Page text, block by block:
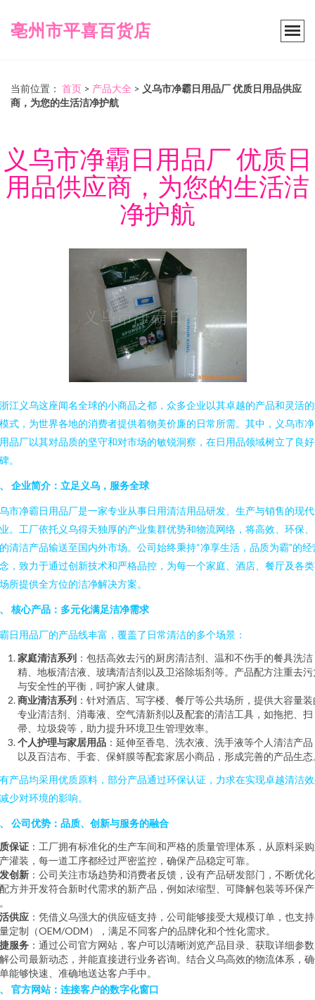
亳州市平喜百货店
当前位置： 首页 > 产品大全 > 义乌市净霸日用品厂 优质日用品供应
商，为您的生活洁净护航
义乌市净霸日用品厂 优质日
用品供应商，为您的生活洁
净护航
江义乌这座闻名全球的小商品之都，众多企业以其卓越的产品和灵活
式，为世界各地的消费者提供着物美价廉的日常所需。其中，义乌市
品厂以其对品质的坚守和对市场的敏锐洞察，在日用品领域树立了良
。
企业简介：立足义乌，服务全球
市净霸日用品厂是一家专业从事日用清洁用品研发、生产与销售的现
。工厂依托义乌得天独厚的产业集群优势和物流网络，将高效、环保
清洁产品输送至国内外市场。公司始终秉持“净享生活，品质为霸”的经
，致力于通过创新技术和严格品控，为每一个家庭、酒店、餐厅及各
所提供全方位的洁净解决方案。
核心产品：多元化满足洁净需求
日用品厂的产品线丰富，覆盖了日常清洁的多个场景：
家庭清洁系列 ：包括高效去污的厨房清洁剂、温和不伤手的餐具洗洁
精、地板清洁液、玻璃清洁剂以及卫浴除垢剂等。产品配方注重去污
与安全性的平衡，呵护家人健康。
商业清洁系列 ：针对酒店、写字楼、餐厅等公共场所，提供大容量装
专业清洁剂、消毒液、空气清新剂以及配套的清洁工具，如拖把、扫
帚、垃圾袋等，助力提升环境卫生管理效率。
个人护理与家居用品 ：延伸至香皂、洗衣液、洗手液等个人清洁产
以及百洁布、手套、保鲜膜等配套家居小商品，形成完善的产品生态
产品均采用优质原料，部分产品通过环保认证，力求在实现卓越清洁
少对环境的影响。
公司优势：品质、创新与服务的融合
保证 ：工厂拥有标准化的生产车间和严格的质量管理体系，从原料采
灌装，每一道工序都经过严密监控，确保产品稳定可靠。
创新 ：公司关注市场趋势和消费者反馈，设有产品研发部门，不断优
方并开发符合新时代需求的新产品，例如浓缩型、可降解包装等环保产
供应 ：凭借义乌强大的供应链支持，公司能够接受大规模订单，也支
定制（OEM/ODM），满足不同客户的品牌化和个性化需求。
服务 ：通过公司官方网站，客户可以清晰浏览产品目录、获取详细参
公司最新动态，并能直接进行业务咨询。结合义乌高效的物流体系，
能够快速、准确地送达客户手中。
官方网站：连接客户的数字化窗口